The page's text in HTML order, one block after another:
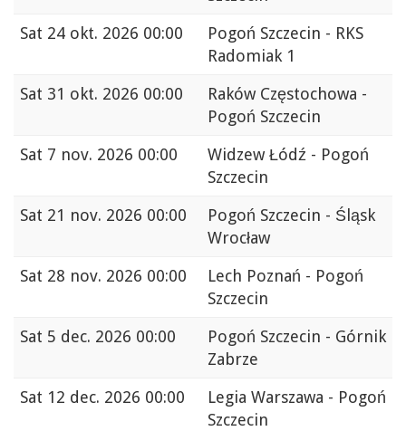
Sat 24 okt. 2026 00:00
Pogoń Szczecin - RKS
Radomiak 1
Sat 31 okt. 2026 00:00
Raków Częstochowa -
Pogoń Szczecin
Sat 7 nov. 2026 00:00
Widzew Łódź - Pogoń
Szczecin
Sat 21 nov. 2026 00:00
Pogoń Szczecin - Śląsk
Wrocław
Sat 28 nov. 2026 00:00
Lech Poznań - Pogoń
Szczecin
Sat 5 dec. 2026 00:00
Pogoń Szczecin - Górnik
Zabrze
Sat 12 dec. 2026 00:00
Legia Warszawa - Pogoń
Szczecin